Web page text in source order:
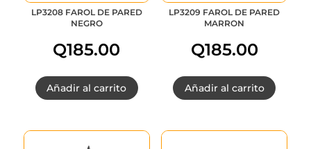
LP3208 FAROL DE PARED
NEGRO
Q185.00
Añadir al carrito
LP3209 FAROL DE PARED
MARRON
Q185.00
Añadir al carrito